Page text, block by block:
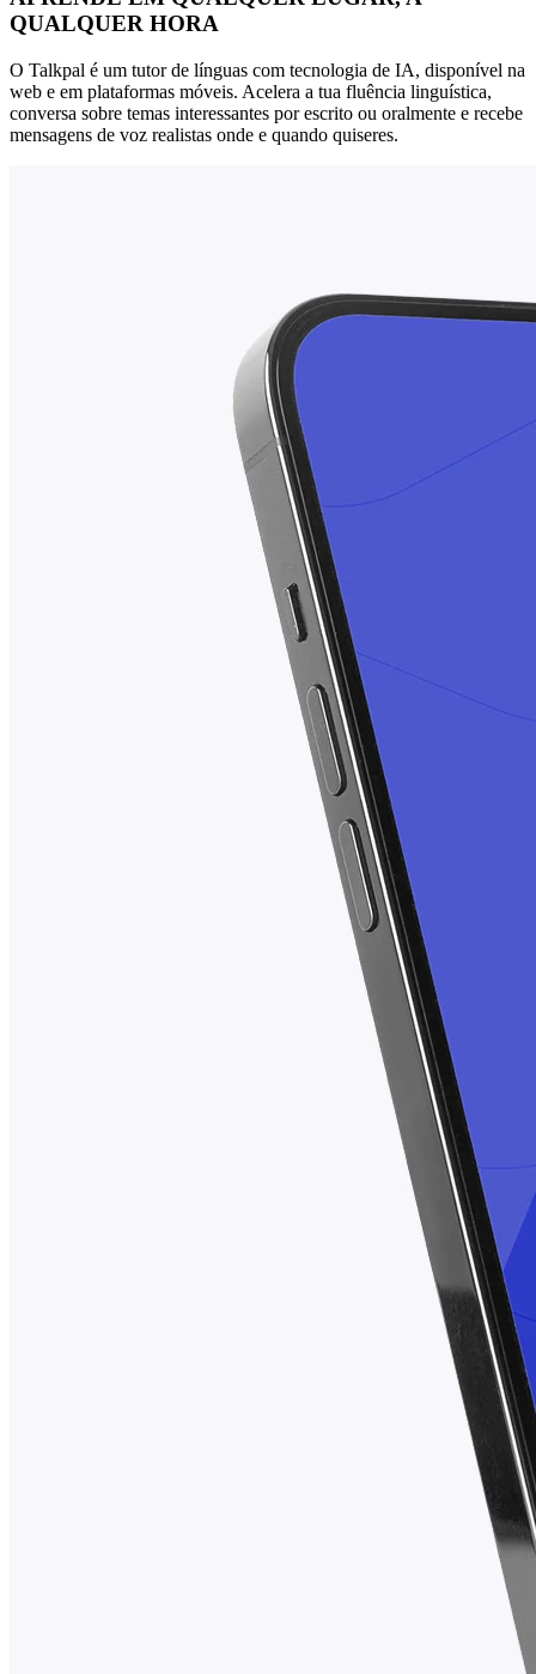
QUALQUER HORA
O Talkpal é um tutor de línguas com tecnologia de IA, disponível na
web e em plataformas móveis. Acelera a tua fluência linguística,
conversa sobre temas interessantes por escrito ou oralmente e recebe
mensagens de voz realistas onde e quando quiseres.